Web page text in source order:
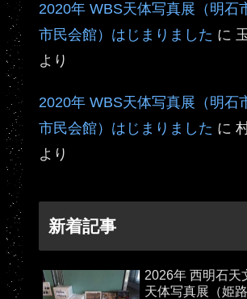
2020年 WBS天体写真展（明石
市民会館）はじまりました に
より
2020年 WBS天体写真展（明石
市民会館）はじまりました に
より
新着記事
2026年 西明石天
天体写真展（姫